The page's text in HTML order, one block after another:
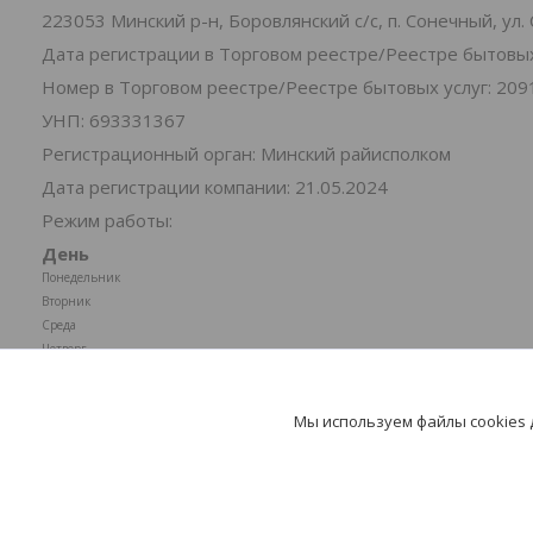
223053 Минский р-н, Боровлянский с/с, п. Сонечный,
Дата регистрации в Торговом реестре/Реестре
Номер в Торговом реестре/Реестре бытовых услуг:
УНП: 693331367
Регистрационный орган: Минский райисполком
Дата регистрации компании: 21.05.2024
Режим работы:
День
Понедельник
Вторник
Среда
Четверг
Мы используем файлы cookies